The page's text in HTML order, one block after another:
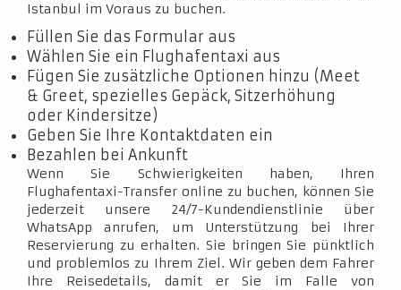
Istanbul im Voraus zu buchen.
Füllen Sie das Formular aus
Wählen Sie ein Flughafentaxi aus
Fügen Sie zusätzliche Optionen hinzu (Meet
& Greet, spezielles Gepäck, Sitzerhöhung
oder Kindersitze)
Geben Sie Ihre Kontaktdaten ein
Bezahlen bei Ankunft
Wenn Sie Schwierigkeiten haben, Ihren
Flughafentaxi-Transfer online zu buchen, können Sie
jederzeit unsere 24/7-Kundendienstlinie über
WhatsApp anrufen, um Unterstützung bei Ihrer
Reservierung zu erhalten. Sie bringen Sie pünktlich
und problemlos zu Ihrem Ziel. Wir geben dem Fahrer
Ihre Reisedetails, damit er Sie im Falle von